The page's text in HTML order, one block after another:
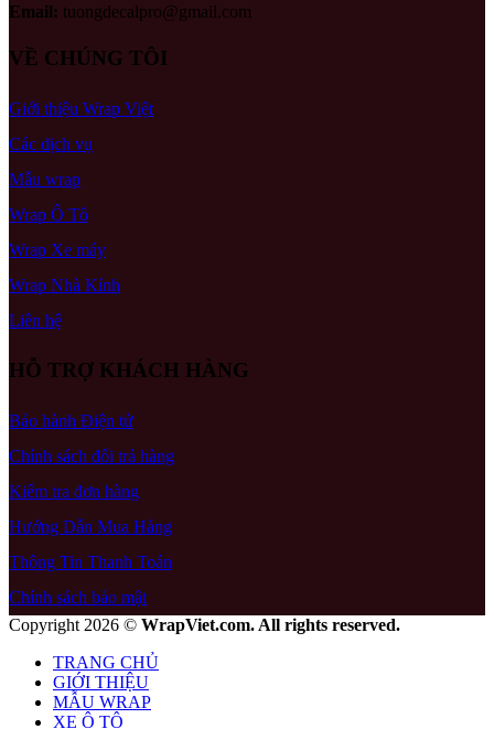
Email: tuongdecalpro@gmail.com
VỀ CHÚNG TÔI
Giới thiệu Wrap Việt
Các dịch vụ
Mẫu wrap
Wrap Ô Tô
Wrap Xe máy
Wrap Nhà Kính
Liên hệ
HỖ TRỢ KHÁCH HÀNG
Bảo hành Điện tử
Chính sách đổi trả hàng
Kiểm tra đơn hàng
Hướng Dẫn Mua Hàng
Thông Tin Thanh Toán
Chính sách bảo mật
Copyright 2026 © WrapViet.com. All rights reserved.
TRANG CHỦ
GIỚI THIỆU
MẪU WRAP
XE Ô TÔ